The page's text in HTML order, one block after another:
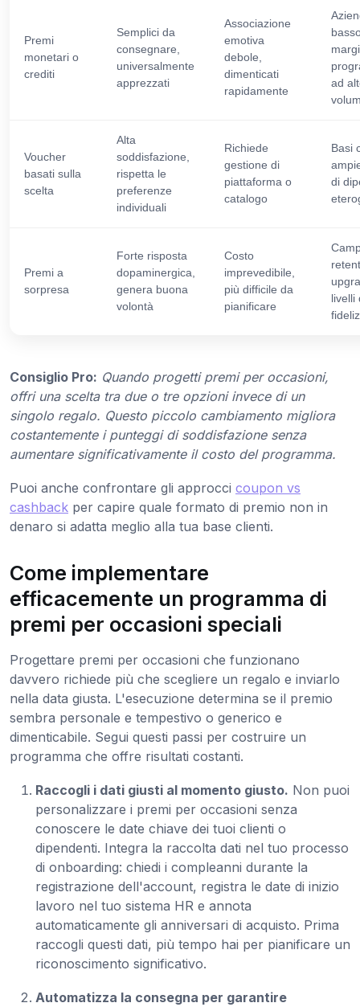
Premi
monetari o
crediti
Semplici da
consegnare,
universalmente
apprezzati
Associazione
emotiva
debole,
dimenticati
rapidamente
ad
Voucher
basati sulla
scelta
Alta
soddisfazione,
rispetta le
preferenze
individuali
Richiede
gestione di
piattaforma o
catalogo
Basi
di
Premi a
sorpresa
Forte risposta
dopaminergica,
genera buona
volontà
Costo
imprevedibile,
più difficile da
pianificare
livelli
Consiglio Pro: Quando progetti premi per occasioni,
offri una scelta tra due o tre opzioni invece di un
singolo regalo. Questo piccolo cambiamento migliora
costantemente i punteggi di soddisfazione senza
aumentare significativamente il costo del programma.
Puoi anche confrontare gli approcci coupon vs
cashback per capire quale formato di premio non in
denaro si adatta meglio alla tua base clienti.
Come implementare
efficacemente un programma di
premi per occasioni speciali
Progettare premi per occasioni che funzionano
davvero richiede più che scegliere un regalo e inviarlo
nella data giusta. L'esecuzione determina se il premio
sembra personale e tempestivo o generico e
dimenticabile. Segui questi passi per costruire un
programma che offre risultati costanti.
Raccogli i dati giusti al momento giusto. Non puoi
personalizzare i premi per occasioni senza
conoscere le date chiave dei tuoi clienti o
dipendenti. Integra la raccolta dati nel tuo processo
di onboarding: chiedi i compleanni durante la
registrazione dell'account, registra le date di inizio
lavoro nel tuo sistema HR e annota
automaticamente gli anniversari di acquisto. Prima
raccogli questi dati, più tempo hai per pianificare un
riconoscimento significativo.
Automatizza la consegna per garantire